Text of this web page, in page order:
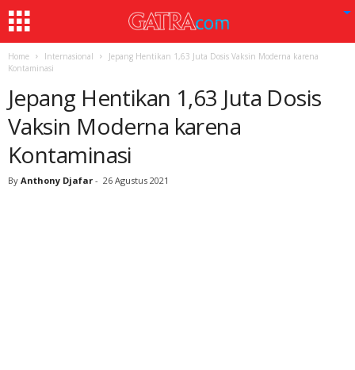
Home Internasional
Jepang Hentikan 1,63 Juta Dosis Vaksin Moderna karena
Kontaminasi
Jepang Hentikan 1,63 Juta Dosis
Vaksin Moderna karena
Kontaminasi
By Anthony Djafar - 26 Agustus 2021